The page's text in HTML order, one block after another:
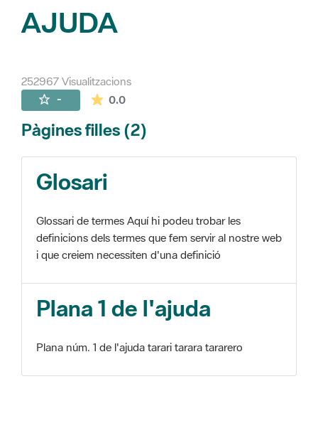
AJUDA
252967 Visualitzacions
- 0.0La mitjana de les valoracions és de 0
Pàgines filles (2)
Glosari
Glossari de termes Aquí hi podeu trobar les
definicions dels termes que fem servir al nostre web
i que creiem necessiten d'una definició
Plana 1 de l'ajuda
Plana núm. 1 de l'ajuda tarari tarara tararero